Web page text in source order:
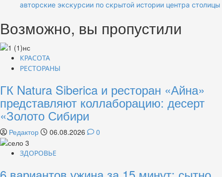
авторские экскурсии по скрытой истории центра столицы
Возможно, вы пропустили
КРАСОТА
РЕСТОРАНЫ
ГК Natura Siberica и ресторан «Айна»
представляют коллаборацию: десерт
«Золото Сибири
Редактор 06.08.2026 0
ЗДОРОВЬЕ